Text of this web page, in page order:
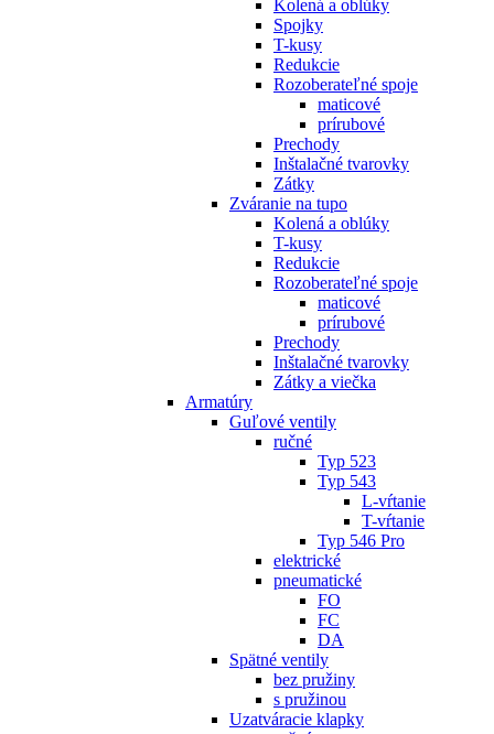
Kolená a oblúky
Spojky
T-kusy
Redukcie
Rozoberateľné spoje
maticové
prírubové
Prechody
Inštalačné tvarovky
Zátky
Zváranie na tupo
Kolená a oblúky
T-kusy
Redukcie
Rozoberateľné spoje
maticové
prírubové
Prechody
Inštalačné tvarovky
Zátky a viečka
Armatúry
Guľové ventily
ručné
Typ 523
Typ 543
L-vŕtanie
T-vŕtanie
Typ 546 Pro
elektrické
pneumatické
FO
FC
DA
Spätné ventily
bez pružiny
s pružinou
Uzatváracie klapky